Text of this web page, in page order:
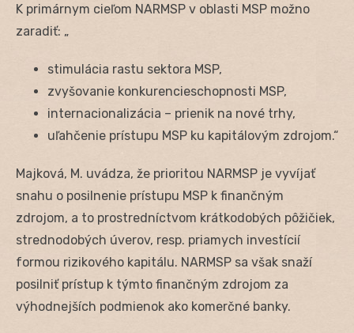
K primárnym cieľom NARMSP v oblasti MSP možno
zaradiť: „
stimulácia rastu sektora MSP,
zvyšovanie konkurencieschopnosti MSP,
internacionalizácia – prienik na nové trhy,
uľahčenie prístupu MSP ku kapitálovým zdrojom.“
Majková, M. uvádza, že prioritou NARMSP je vyvíjať
snahu o posilnenie prístupu MSP k finančným
zdrojom, a to prostredníctvom krátkodobých pôžičiek,
strednodobých úverov, resp. priamych investícií
formou rizikového kapitálu. NARMSP sa však snaží
posilniť prístup k týmto finančným zdrojom za
výhodnejších podmienok ako komerčné banky.